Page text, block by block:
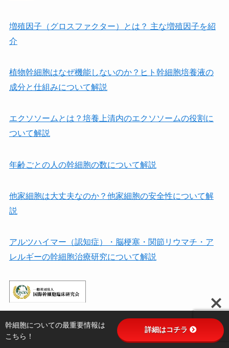
増殖因子（グロスファクター）とは？ 主な増殖因子を紹
介
植物幹細胞はなぜ機能しないのか？ヒト幹細胞培養液の
成分と仕組みについて解説
エクソソームとは？培養上清内のエクソソームの役割に
ついて解説
年齢ごとの人の幹細胞の数について解説
他家細胞は⼤丈夫なのか？他家細胞の安全性について解
説
アルツハイマー（認知症）・脳梗塞・関節リウマチ・ア
レルギーの幹細胞治療研究について解説
幹細胞についての最重要情報は
こちら！
詳細はコチラ